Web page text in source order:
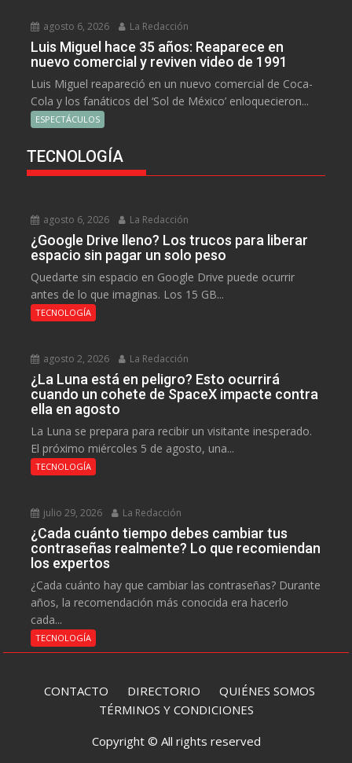
agosto 6, 2026 La Redacción
Luis Miguel hace 35 años: Reaparece en
nuevo comercial y reviven video de 1991
Luis Miguel reapareció en un nuevo comercial de Coca-
Cola y los fanáticos del ‘Sol de México’ enloquecieron...
ESPECTÁCULOS
TECNOLOGÍA
agosto 6, 2026 La Redacción
¿Google Drive lleno? Los trucos para liberar
espacio sin pagar un solo peso
Quedarte sin espacio en Google Drive puede ocurrir
antes de lo que imaginas. Los 15 GB...
TECNOLOGÍA
agosto 2, 2026 La Redacción
¿La Luna está en peligro? Esto ocurrirá
cuando un cohete de SpaceX impacte contra
ella en agosto
La Luna se prepara para recibir un visitante inesperado.
El próximo miércoles 5 de agosto, una...
TECNOLOGÍA
julio 29, 2026 La Redacción
¿Cada cuánto tiempo debes cambiar tus
contraseñas realmente? Lo que recomiendan
los expertos
¿Cada cuánto hay que cambiar las contraseñas? Durante
años, la recomendación más conocida era hacerlo
cada...
TECNOLOGÍA
CONTACTO DIRECTORIO QUIÉNES SOMOS
TÉRMINOS Y CONDICIONES
Copyright © All rights reserved